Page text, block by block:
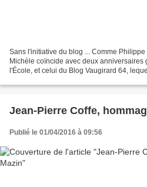
Sans l'initiative du blog ... Comme
Michèle coïncide avec deux
l'École, et celui du Blog Vaugirard 64,
Jean-Pierre Coffe,
Publié le 01/04/2016 à 09:56